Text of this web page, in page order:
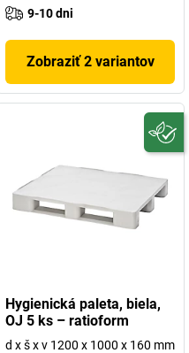
9-10 dni
Zobraziť 2 variantov
Hygienická paleta, biela,
OJ 5 ks – ratioform
d x š x v 1200 x 1000 x 160 mm